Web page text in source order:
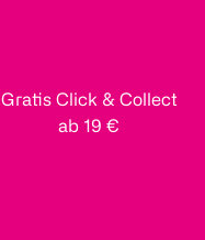
Gratis Click & Collect
ab 19 €